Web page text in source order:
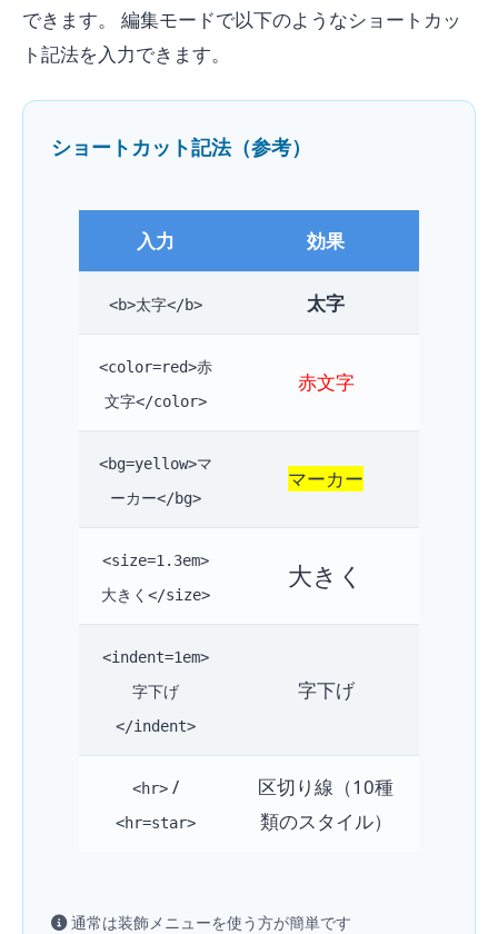
できます。 編集モードで以下のようなショートカッ
ト記法を入力できます。
ショートカット記法（参考）
入力 効果
<b>太字</b> 太字
<color=red>赤
文字</color>
赤文字
<bg=yellow>マ
ーカー</bg>
マーカー
<size=1.3em>
大きく</size>
大きく
<indent=1em>
字下げ
</indent>
字下げ
<hr> /
<hr=star>
区切り線（10種
類のスタイル）
通常は装飾メニューを使う方が簡単です